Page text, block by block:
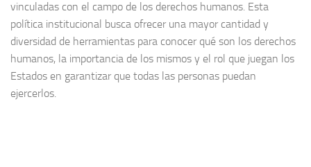
vinculadas con el campo de los derechos humanos. Esta
política institucional busca ofrecer una mayor cantidad y
diversidad de herramientas para conocer qué son los derechos
humanos, la importancia de los mismos y el rol que juegan los
Estados en garantizar que todas las personas puedan
ejercerlos.